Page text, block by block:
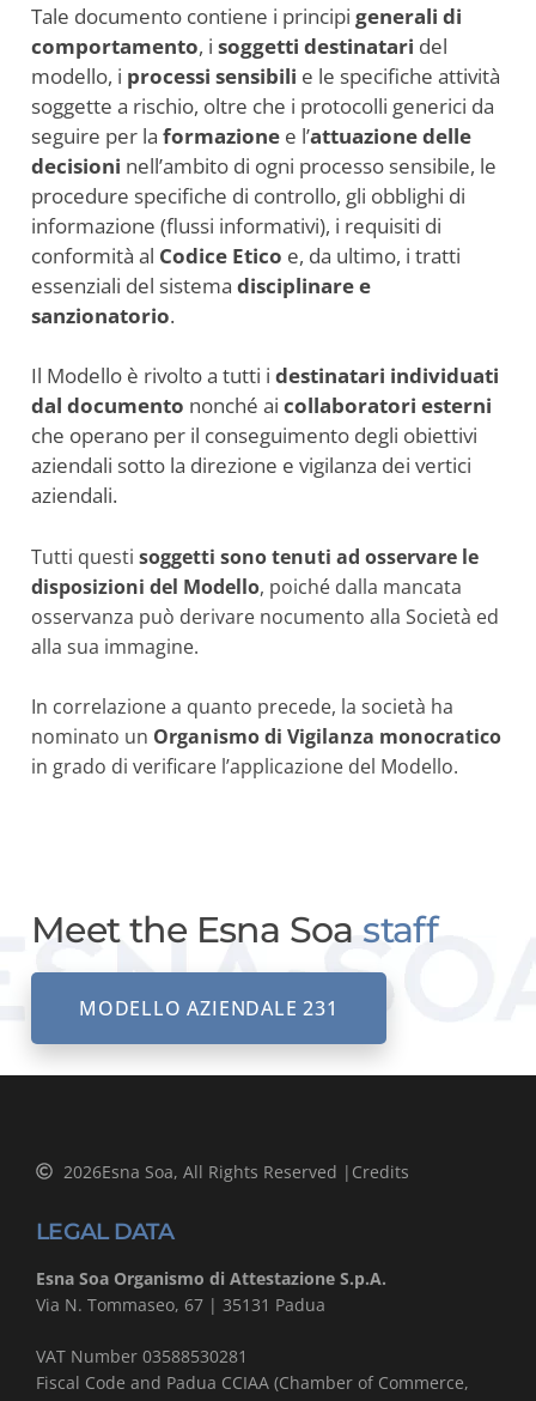
Tale documento contiene i principi generali di
comportamento, i soggetti destinatari del
modello, i processi sensibili e le specifiche attività
soggette a rischio, oltre che i protocolli generici da
seguire per la formazione e l’attuazione delle
decisioni nell’ambito di ogni processo sensibile, le
procedure specifiche di controllo, gli obblighi di
informazione (flussi informativi), i requisiti di
conformità al Codice Etico e, da ultimo, i tratti
essenziali del sistema disciplinare e
sanzionatorio.
Il Modello è rivolto a tutti i destinatari individuati
dal documento nonché ai collaboratori esterni
che operano per il conseguimento degli obiettivi
aziendali sotto la direzione e vigilanza dei vertici
aziendali.
Tutti questi soggetti sono tenuti ad osservare le
disposizioni del Modello, poiché dalla mancata
osservanza può derivare nocumento alla Società ed
alla sua immagine.
In correlazione a quanto precede, la società ha
nominato un Organismo di Vigilanza monocratico
in grado di verificare l’applicazione del Modello.
Meet the Esna Soastaff
MODELLO AZIENDALE 231
2026Esna Soa, All Rights Reserved | Credits
LEGAL DATA
Esna Soa Organismo di Attestazione S.p.A.
Via N. Tommaseo, 67 | 35131 Padua
VAT Number 03588530281
Fiscal Code and Padua CCIAA (Chamber of Commerce,